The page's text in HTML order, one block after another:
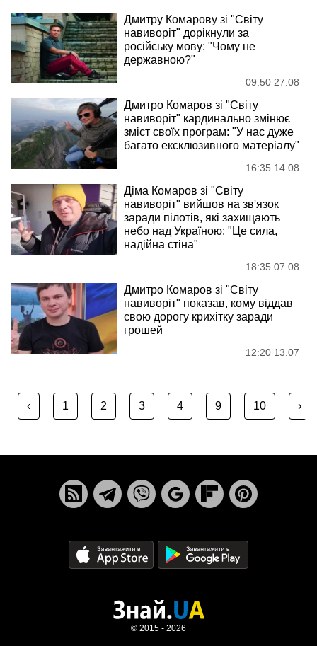
Дмитру Комарову зі "Світу
навиворіт" дорікнули за
російську мову: "Чому не
державною?"
09:50 27.08
Дмитро Комаров зі "Світу
навиворіт" кардинально змінює
зміст своїх програм: "У нас дуже
багато ексклюзивного матеріалу"
16:35 14.08
Діма Комаров зі "Світу
навиворіт" вийшов на зв'язок
заради пілотів, які захищають
небо над Україною: "Це сила,
надійна стіна"
18:35 07.08
Дмитро Комаров зі "Світу
навиворіт" показав, кому віддав
свою дорогу крихітку заради
грошей
12:20 13.07
‹ 1 2 3 4 9 10 ›
© 2015 - 2026